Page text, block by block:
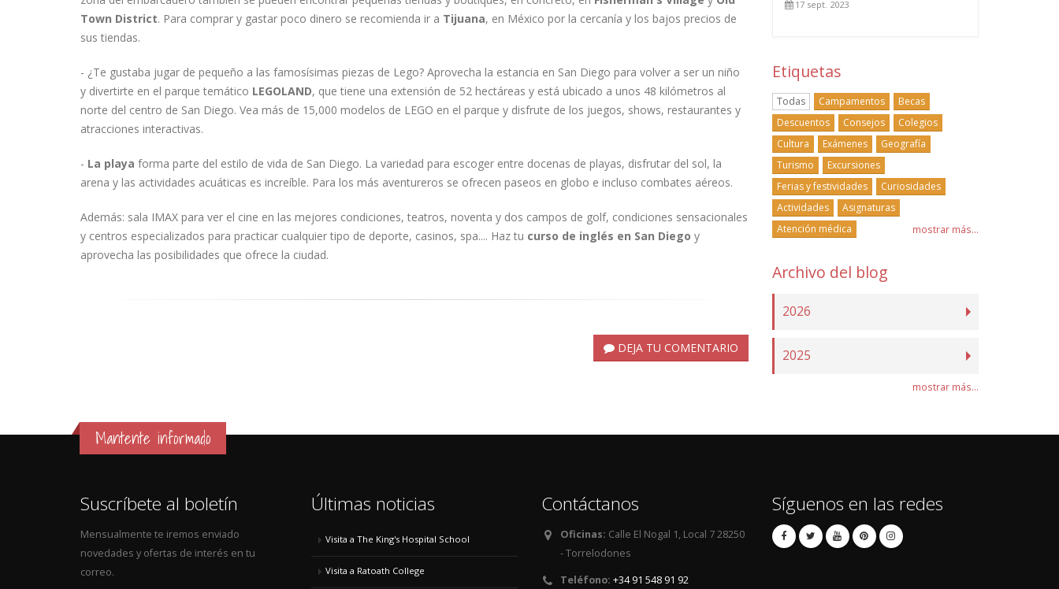
Town District. Para comprar y gastar poco dinero se recomienda ir a Tijuana, en México por la cercanía y los bajos precios de
sus tiendas.
- ¿Te gustaba jugar de pequeño a las famosísimas piezas de Lego? Aprovecha la estancia en San Diego para volver a ser un niño
y divertirte en el parque temático LEGOLAND, que tiene una extensión de 52 hectáreas y está ubicado a unos 48 kilómetros al
norte del centro de San Diego. Vea más de 15,000 modelos de LEGO en el parque y disfrute de los juegos, shows, restaurantes y
atracciones interactivas.
- La playa forma parte del estilo de vida de San Diego. La variedad para escoger entre docenas de playas, disfrutar del sol, la
arena y las actividades acuáticas es increíble. Para los más aventureros se ofrecen paseos en globo e incluso combates aéreos.
Además: sala IMAX para ver el cine en las mejores condiciones, teatros, noventa y dos campos de golf, condiciones sensacionales
y centros especializados para practicar cualquier tipo de deporte, casinos, spa.... Haz tu curso de inglés en San Diego y
aprovecha las posibilidades que ofrece la ciudad.
DEJA TU COMENTARIO
17 sept. 2023
Etiquetas
Todas Campamentos
Becas
Descuentos
Consejos
Colegios
Cultura
Exámenes
Geografía
Turismo
Excursiones
Ferias y festividades
Curiosidades
Actividades
Asignaturas
Atención médica
mostrar más...
Archivo del blog
2026
2025
mostrar más...
Mantente informado
Suscríbete al boletín
Mensualmente te iremos enviado
novedades y ofertas de interés en tu
correo.
Últimas noticias
Visita a The King's Hospital School
Visita a Ratoath College
Contáctanos
Oficinas: Calle El Nogal 1, Local 7 28250
- Torrelodones
Teléfono: +34 91 548 91 92
Síguenos en las redes